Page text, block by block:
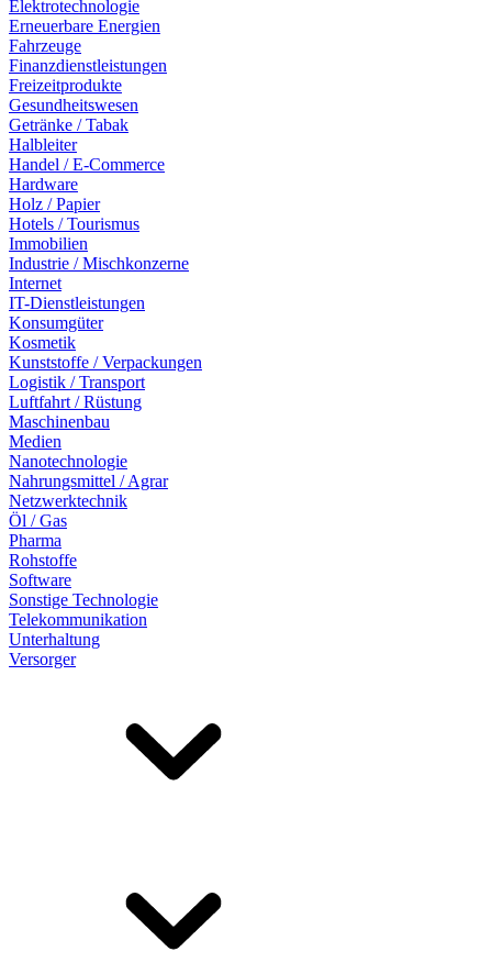
Elektrotechnologie
Erneuerbare Energien
Fahrzeuge
Finanzdienstleistungen
Freizeitprodukte
Gesundheitswesen
Getränke / Tabak
Halbleiter
Handel / E-Commerce
Hardware
Holz / Papier
Hotels / Tourismus
Immobilien
Industrie / Mischkonzerne
Internet
IT-Dienstleistungen
Konsumgüter
Kosmetik
Kunststoffe / Verpackungen
Logistik / Transport
Luftfahrt / Rüstung
Maschinenbau
Medien
Nanotechnologie
Nahrungsmittel / Agrar
Netzwerktechnik
Öl / Gas
Pharma
Rohstoffe
Software
Sonstige Technologie
Telekommunikation
Unterhaltung
Versorger